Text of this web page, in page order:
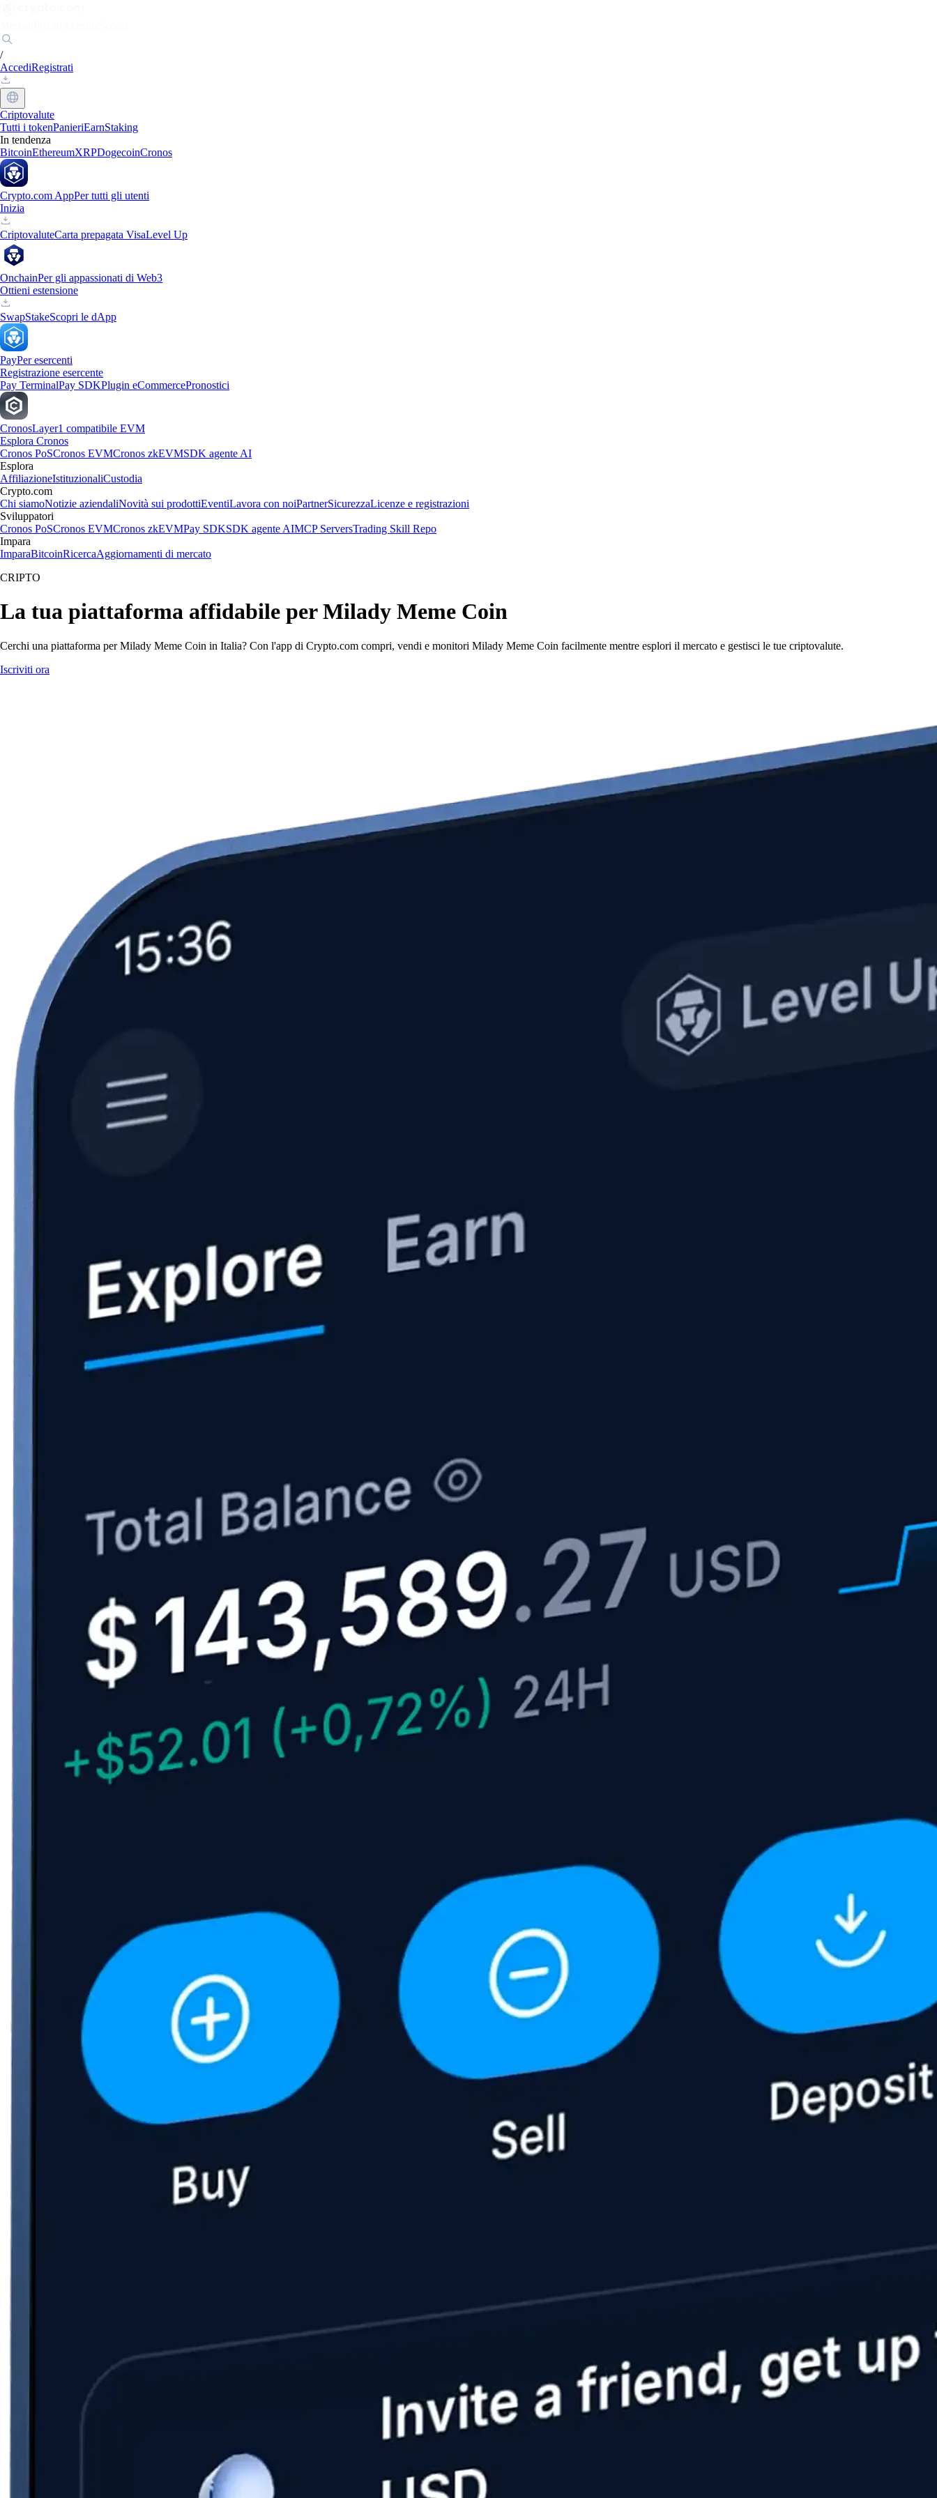
/
AccediRegistrati
Criptovalute
Tutti i tokenPanieriEarnStaking
In tendenza
BitcoinEthereumXRPDogecoinCronos
Crypto.com AppPer tutti gli utenti
Inizia
CriptovaluteCarta prepagata VisaLevel Up
OnchainPer gli appassionati di Web3
Ottieni estensione
SwapStakeScopri le dApp
PayPer esercenti
Registrazione esercente
Pay TerminalPay SDKPlugin eCommercePronostici
CronosLayer1 compatibile EVM
Esplora Cronos
Cronos PoSCronos EVMCronos zkEVMSDK agente AI
Esplora
AffiliazioneIstituzionaliCustodia
Crypto.com
Chi siamoNotizie aziendaliNovità sui prodottiEventiLavora con noiPartnerSicurezzaLicenze e registrazioni
Sviluppatori
Cronos PoSCronos EVMCronos zkEVMPay SDKSDK agente AIMCP ServersTrading Skill Repo
Impara
ImparaBitcoinRicercaAggiornamenti di mercato
CRIPTO
La tua piattaforma affidabile per Milady Meme Coin
Cerchi una piattaforma per Milady Meme Coin in Italia? Con l'app di Crypto.com compri, vendi e monitori Milady Meme Coin facilmente mentre esplori il mercato e gestisci le tue criptovalute.
Iscriviti ora